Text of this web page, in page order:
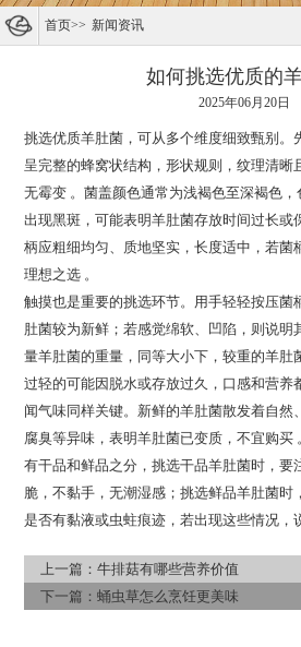
首页>> 新闻资讯
如何挑选优质的
2025年06月20日
挑选优质羊肚菌，可从多个维度细致甄别。
呈完整的蜂窝状结构，形状规则，纹理清晰
无霉变 。菌盖颜色通常为浅褐色至深褐色
出现黑斑，可能表明羊肚菌存放时间过长或
柄应粗细均匀、质地坚实，长度适中，若菌
理想之选 。
触摸也是重要的挑选环节。用手轻轻按压菌
肚菌较为新鲜；若感觉绵软、凹陷，则说明
量羊肚菌的重量，同等大小下，较重的羊肚
过轻的可能因脱水或存放过久，口感和营养
闻气味同样关键。新鲜的羊肚菌散发着自然
腐臭等异味，表明羊肚菌已变质，不宜购买
有干品和鲜品之分，挑选干品羊肚菌时，要
脆，不黏手，无潮湿感；挑选鲜品羊肚菌时
是否有黏液或虫蛀痕迹，若出现这些情况，
上一篇：牛排菇有哪些营养价值
下一篇：蛹虫草怎么烹饪更美味